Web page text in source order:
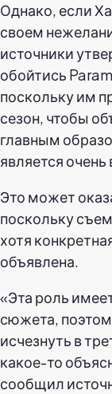
Однако, если
своем
источники
обойтись
поскольку им
сезон, чтобы
главным
является
Это может
поскольку
хотя
объявлена.
«Эта роль
сюжета,
исчезнуть в
какое-то
сообщил